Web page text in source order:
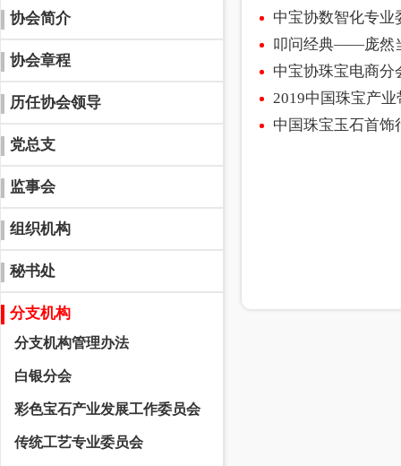
协会简介
协会章程
历任协会领导
党总支
监事会
组织机构
秘书处
分支机构
分支机构管理办法
白银分会
彩色宝石产业发展工作委员会
传统工艺专业委员会
中宝协数智化专业
叩问经典——庞然
中宝协珠宝电商分
2019中国珠宝产
中国珠宝玉石首饰